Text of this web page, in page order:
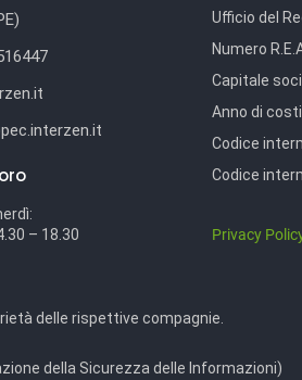
– 18.30
Ufficio del
Numero
Capitale
Anno di
Codice
Codice
Privacy
delle rispettive compagnie.
della Sicurezza delle Informazioni)